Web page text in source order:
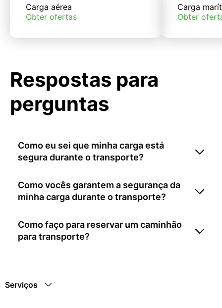
Carga aérea
Obter ofertas
Carga
Obter
Respostas para
perguntas
Como eu sei que minha carga está
segura durante o transporte?
Como vocês garantem a segurança da
minha carga durante o transporte?
Como faço para reservar um caminhão
para transporte?
Serviços